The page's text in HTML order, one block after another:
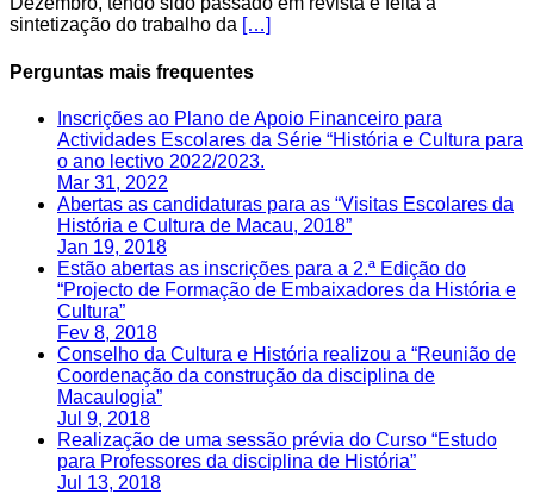
sintetização do trabalho da […]
Perguntas mais frequentes
Inscrições ao Plano de Apoio Financeiro para
Actividades Escolares da Série “História e Cultura para
o ano lectivo 2022/2023.
Mar 31, 2022
Abertas as candidaturas para as “Visitas Escolares da
História e Cultura de Macau, 2018”
Jan 19, 2018
Estão abertas as inscrições para a 2.ª Edição do
“Projecto de Formação de Embaixadores da História e
Cultura”
Fev 8, 2018
Conselho da Cultura e História realizou a “Reunião de
Coordenação da construção da disciplina de
Macaulogia”
Jul 9, 2018
Realização de uma sessão prévia do Curso “Estudo
para Professores da disciplina de História”
Jul 13, 2018